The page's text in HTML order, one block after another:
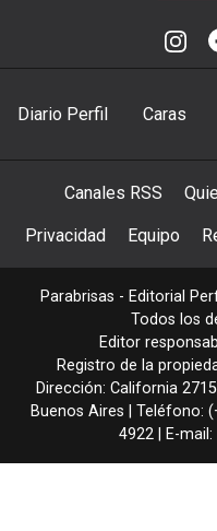
Diario Perfil Caras
Canales RSS
Privacidad Equipo
Parabrisas - Editorial
Todos los
Editor
Registro de la
Dirección: California 2715
Buenos Aires | Teléfono:
4922 | E-mail: